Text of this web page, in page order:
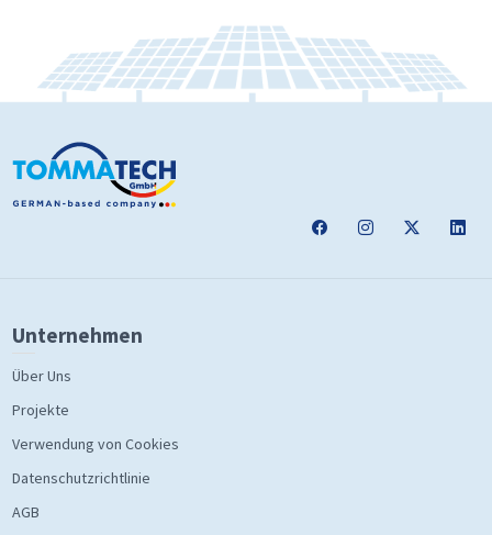
Unternehmen
Über Uns
Projekte
Verwendung von Cookies
Datenschutzrichtlinie
AGB